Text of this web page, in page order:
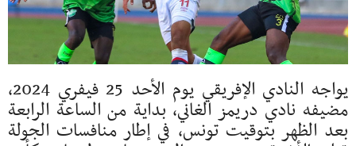
يواجه النادي الإفريقي يوم الأحد 25 فيفري 2024،
مضيفه نادي دريمز الغاني، بداية من الساعة الرابعة
بعد الظهر بتوقيت تونس، في إطار منافسات الجولة